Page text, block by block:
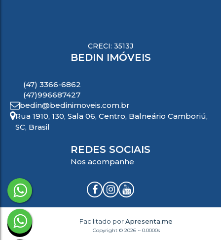
CRECI: 3513J
BEDIN IMÓVEIS
(47) 3366-6862
(47)996687427
bedin@bedinimoveis.com.br
Rua 1910, 130, Sala 06, Centro, Balneário Camboriú,
SC, Brasil
REDES SOCIAIS
Nos acompanhe
Facilitado porApresenta.me
Copyright © 2026 ~ 0.0000s